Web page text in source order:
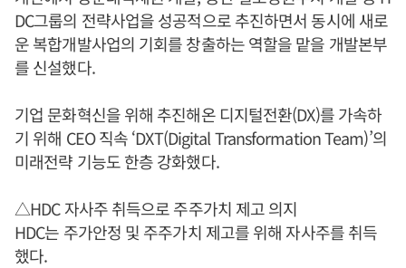
DC그룹의 전략사업을 성공적으로 추진하면서 동시에 새로
운 복합개발사업의 기회를 창출하는 역할을 맡을 개발본부
를 신설했다.
기업 문화혁신을 위해 추진해온 디지털전환(DX)를 가속하
기 위해 CEO 직속 ‘DXT(Digital Transformation Team)’의
미래전략 기능도 한층 강화했다.
△HDC 자사주 취득으로 주주가치 제고 의지
HDC는 주가안정 및 주주가치 제고를 위해 자사주를 취득
했다.